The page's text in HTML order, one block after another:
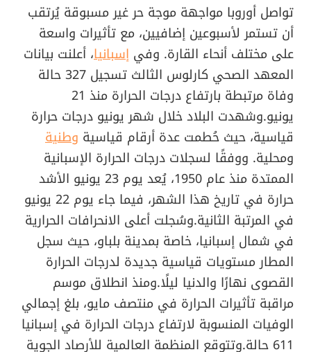
تواصل أوروبا مواجهة موجة حر غير مسبوقة يُرتقب
أن تستمر لأسبوعين إضافيين، مع تأثيرات واسعة
على مختلف أنحاء القارة. وفي إسبانيا، أعلنت بيانات
المعهد الصحي كارلوس الثالث تسجيل 327 حالة
وفاة مرتبطة بارتفاع درجات الحرارة منذ 21
يونيو.وشهدت البلاد خلال شهر يونيو درجات حرارة
قياسية، حيث حُطمت عدة أرقام قياسية وطنية
ومحلية. ووفقًا لسجلات درجات الحرارة الإسبانية
الممتدة منذ عام 1950، يُعد يوم 23 يونيو الأشد
حرارة في تاريخ هذا الشهر، فيما جاء يوم 22 يونيو
في المرتبة الثانية.وسُجلت أعلى الانحرافات الحرارية
في شمال إسبانيا، خاصة بمدينة بلباو، حيث سجل
المطار مستويات قياسية جديدة لدرجات الحرارة
القصوى نهارًا والدنيا ليلًا.ومنذ انطلاق موسم
مراقبة تأثيرات الحرارة في منتصف مايو، بلغ إجمالي
الوفيات المنسوبة لارتفاع درجات الحرارة في إسبانيا
611 حالة.وتتوقع المنظمة العالمية للأرصاد الجوية